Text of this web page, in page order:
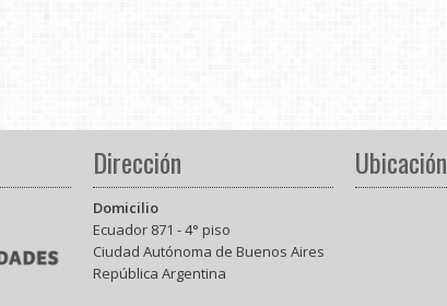
Dirección
Domicilio
Ecuador 871 - 4° piso
Ciudad Autónoma de Buenos Aires
República Argentina
Ubicación